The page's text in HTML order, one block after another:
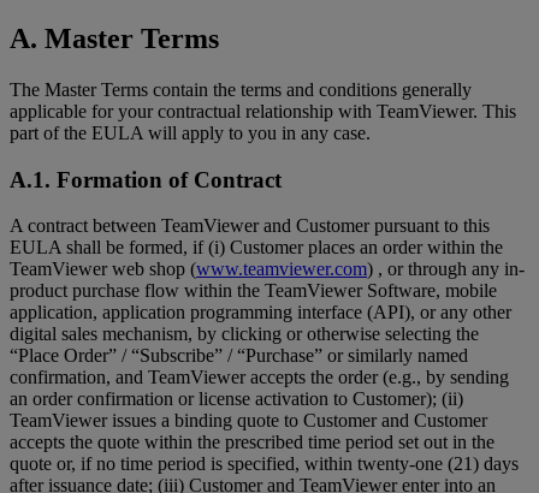
A. Master Terms
The Master Terms contain the terms and conditions generally
applicable for your contractual relationship with TeamViewer. This
part of the EULA will apply to you in any case.
A.1. Formation of Contract
A contract between TeamViewer and Customer pursuant to this
EULA shall be formed, if (i) Customer places an order within the
TeamViewer web shop (www.teamviewer.com) , or through any in-
product purchase flow within the TeamViewer Software, mobile
application, application programming interface (API), or any other
digital sales mechanism, by clicking or otherwise selecting the
“Place Order” / “Subscribe” / “Purchase” or similarly named
confirmation, and TeamViewer accepts the order (e.g., by sending
an order confirmation or license activation to Customer); (ii)
TeamViewer issues a binding quote to Customer and Customer
accepts the quote within the prescribed time period set out in the
quote or, if no time period is specified, within twenty-one (21) days
after issuance date; (iii) Customer and TeamViewer enter into an